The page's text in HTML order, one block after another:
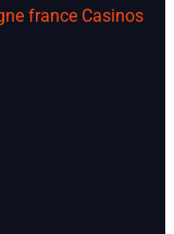
france Casinos